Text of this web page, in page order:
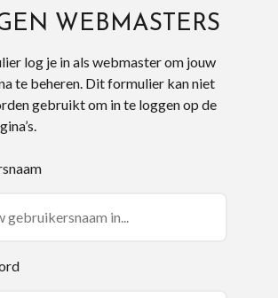
WEBMASTERS
log je in als webmaster om jouw
te beheren. Dit formulier kan niet
gebruikt om in te loggen op de